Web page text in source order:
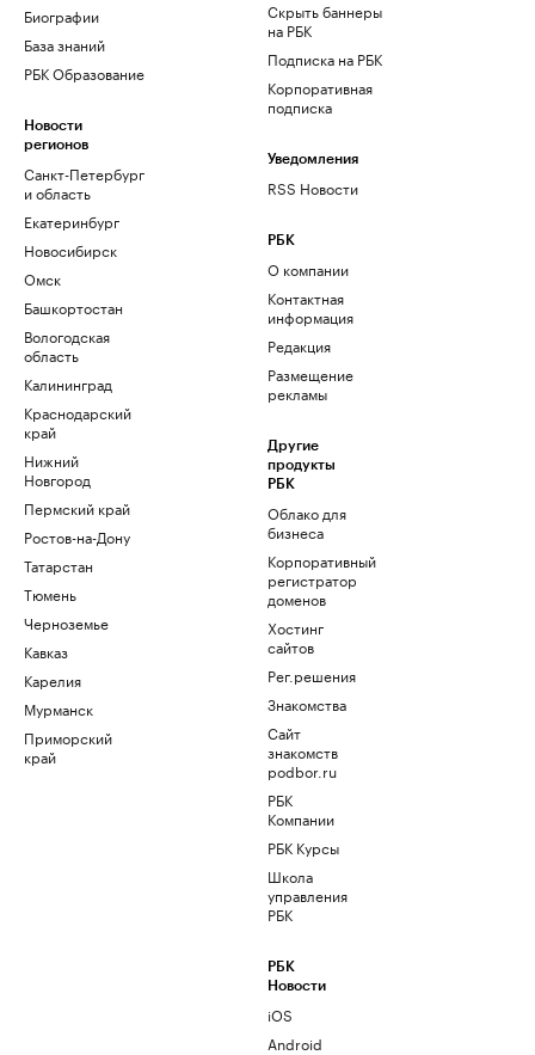
Биографии
База знаний
РБК Образование
Новости
регионов
Санкт-Петербург
и область
Екатеринбург
Новосибирск
Омск
Башкортостан
Вологодская
область
Калининград
Краснодарский
край
Нижний
Новгород
Пермский край
Ростов-на-Дону
Татарстан
Тюмень
Черноземье
Кавказ
Карелия
Мурманск
Приморский
край
Скрыть баннеры
на РБК
Подписка на РБК
Корпоративная
подписка
Уведомления
RSS Новости
РБК
О компании
Контактная
информация
Редакция
Размещение
рекламы
Другие
продукты
РБК
Облако для
бизнеса
Корпоративный
регистратор
доменов
Хостинг
сайтов
Рег.решения
Знакомства
Сайт
знакомств
podbor.ru
РБК
Компании
РБК Курсы
Школа
управления
РБК
РБК
Новости
iOS
Android